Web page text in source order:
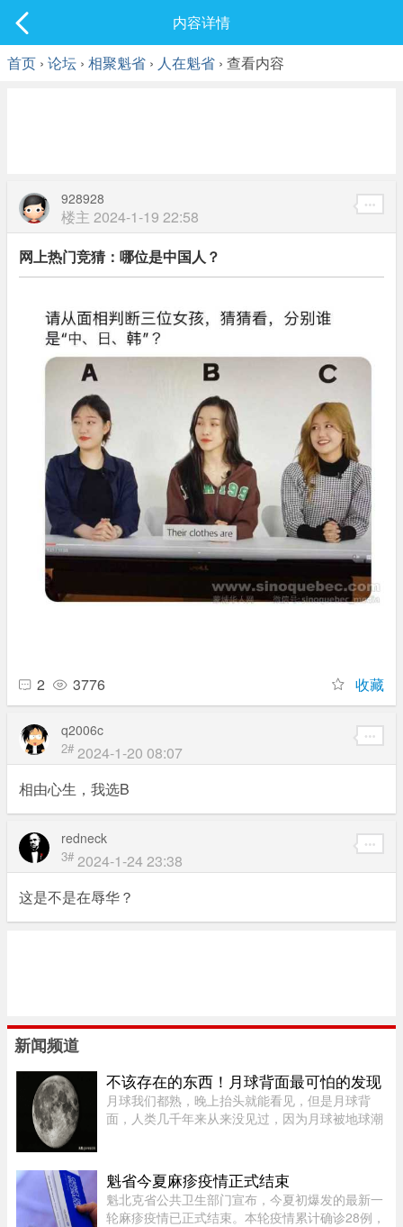
最新发表
内容详情
首页 › 论坛 › 相聚魁省 › 人在魁省 › 查看内容
928928
楼主 2024-1-19 22:58
网上热门竞猜：哪位是中国人？
2 3776 收藏
q2006c
2# 2024-1-20 08:07
相由心生，我选B
redneck
3# 2024-1-24 23:38
这是不是在辱华？
新闻频道
不该存在的东西！月球背面最可怕的发现
月球我们都熟，晚上抬头就能看见，但是月球背
面，人类几千年来从来没见过，因为月球被地球潮
面一样拥有14天一轮的完整白 ...
魁省今夏麻疹疫情正式结束
魁北克省公共卫生部门宣布，今夏初爆发的最新一
轮麻疹疫情已正式结束。本轮疫情累计确诊28例，